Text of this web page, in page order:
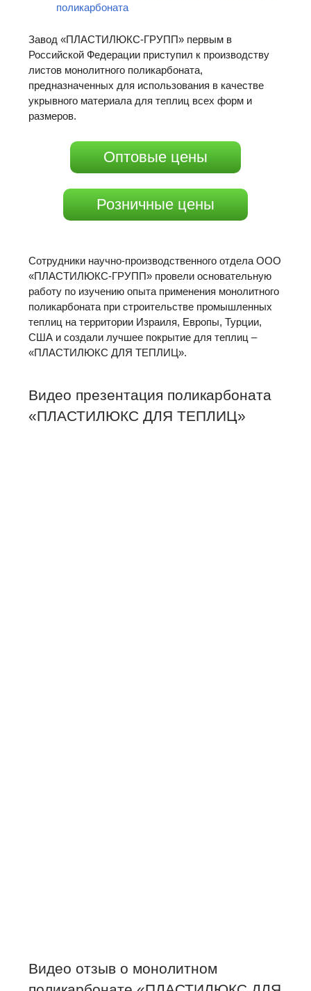
поликарбоната
Завод «ПЛАСТИЛЮКС-ГРУПП» первым в
Российской Федерации приступил к производству
листов монолитного поликарбоната,
предназначенных для использования в качестве
укрывного материала для теплиц всех форм и
размеров.
Оптовые цены
Розничные цены
Сотрудники научно-производственного отдела ООО
«ПЛАСТИЛЮКС-ГРУПП» провели основательную
работу по изучению опыта применения монолитного
поликарбоната при строительстве промышленных
теплиц на территории Израиля, Европы, Турции,
США и создали лучшее покрытие для теплиц –
«ПЛАСТИЛЮКС ДЛЯ ТЕПЛИЦ».
Видео презентация поликарбоната
«ПЛАСТИЛЮКС ДЛЯ ТЕПЛИЦ»
Видео отзыв о монолитном